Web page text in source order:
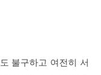
불구하고 여전히 서